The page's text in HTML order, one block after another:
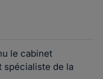
le cabinet
spécialiste de la